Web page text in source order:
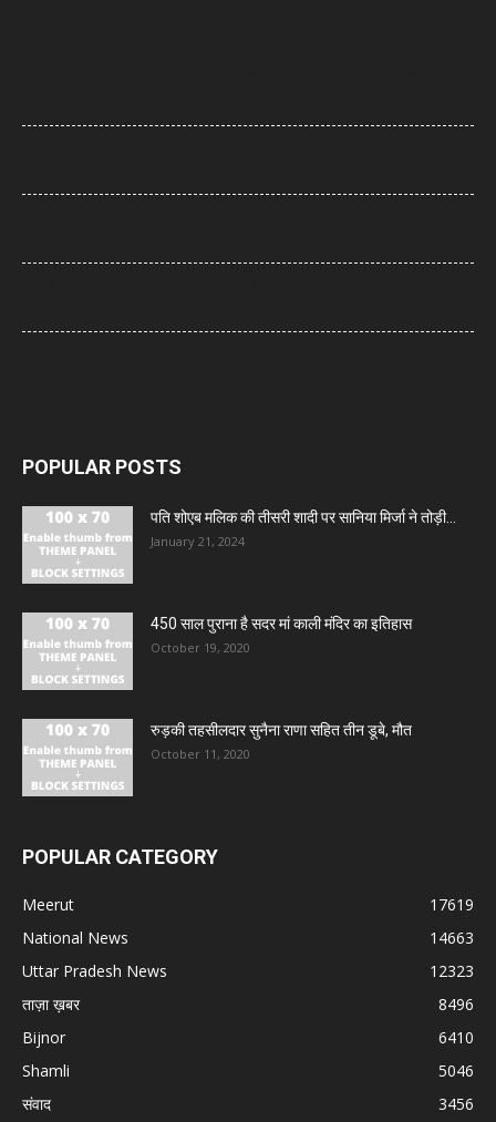
POPULAR POSTS
पति शोएब मलिक की तीसरी शादी पर सानिया मिर्जा ने तोड़ी...
January 21, 2024
450 साल पुराना है सदर मां काली मंदिर का इतिहास
October 19, 2020
रुड़की तहसीलदार सुनैना राणा सहित तीन डूबे, मौत
October 11, 2020
POPULAR CATEGORY
Meerut
17619
National News
14663
Uttar Pradesh News
12323
ताज़ा ख़बर
8496
Bijnor
6410
Shamli
5046
संवाद
3456